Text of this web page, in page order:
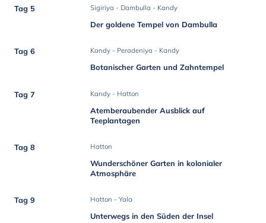
Tag 5 Sigiriya - Dambulla - Kandy
Der goldene Tempel von Dambulla
Tag 6 Kandy - Peradeniya - Kandy
Botanischer Garten und Zahntempel
Tag 7 Kandy - Hatton
Atemberaubender Ausblick auf
Teeplantagen
Tag 8 Hatton
Wunderschöner Garten in kolonialer
Atmosphäre
Tag 9 Hatton - Yala
Unterwegs in den Süden der Insel